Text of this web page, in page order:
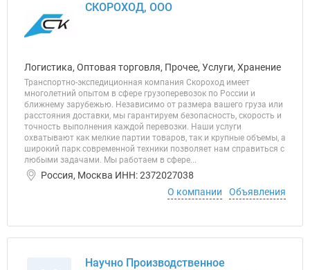
СКОРОХОД, ООО
Логистика, Оптовая торговля, Прочее, Услуги, Хранение
Транспортно-экспедиционная компания Скороход имеет
многолетний опытом в сфере грузоперевозок по России и
ближнему зарубежью. Независимо от размера вашего груза или
расстояния доставки, мы гарантируем безопасность, скорость и
точность выполнения каждой перевозки. Наши услуги
охватывают как мелкие партии товаров, так и крупные объемы, а
широкий парк современной техники позволяет нам справиться с
любыми задачами. Мы работаем в сфере...
Россия, Москва ИНН: 2372027038
О компании
Объявления
Научно Производственное